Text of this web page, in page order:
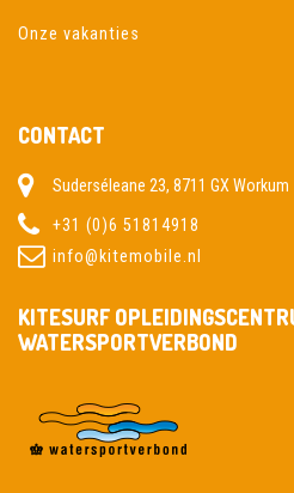
Onze vakanties
CONTACT
Suderséleane 23, 8711 GX Workum
+31 (0)6 51814918
info@kitemobile.nl
KITESURF
WATERSPORTVERBOND